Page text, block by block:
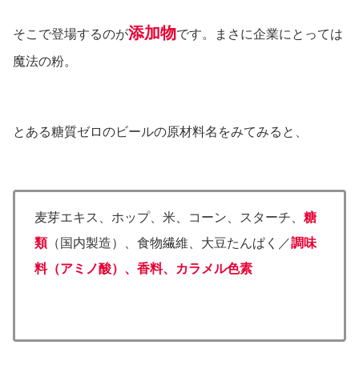
そこで登場するのが添加物です。まさに企業にとっては
魔法の粉。
とある糖質ゼロのビールの原材料名をみてみると、
麦芽エキス、ホップ、米、コーン、スターチ、 糖
類（国内製造）、食物繊維、大豆たんぱく／調味
料（アミノ酸）、香料、カラメル色素